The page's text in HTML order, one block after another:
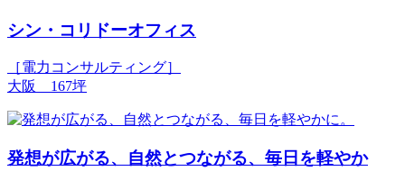
シン・コリドーオフィス
［電力コンサルティング］
大阪 167坪
発想が広がる、自然とつながる、毎日を軽やか